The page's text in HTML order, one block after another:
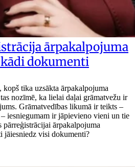
ārpakalpojuma
dokumenti
tika uzsākta ārpakalpojuma
nozīmē, ka lielai daļai grāmatvežu ir
Grāmatvedības likumā ir teikts –
iesniegumam ir jāpievieno vieni un tie
ārpakalpojuma
jāiesniedz visi dokumenti?